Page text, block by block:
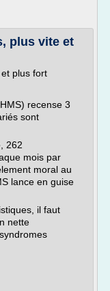
plus vite et
plus fort
recense 3
sont
262
mois par
moral au
lance en guise
il faut
nette